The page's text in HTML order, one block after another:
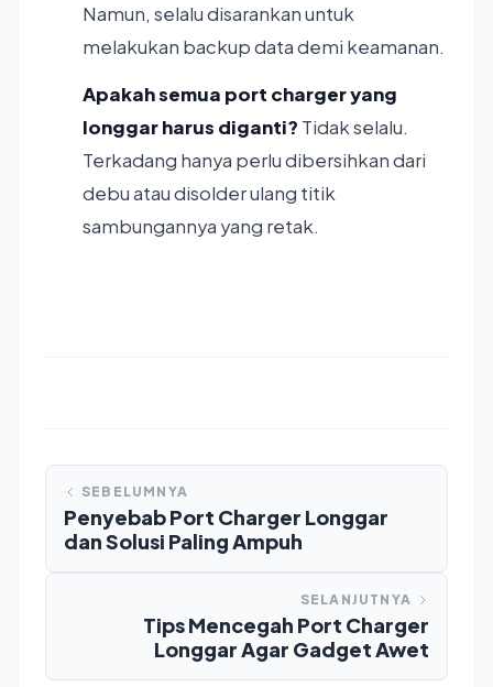
Namun, selalu disarankan untuk
melakukan backup data demi keamanan.
Apakah semua port charger yang
longgar harus diganti? Tidak selalu.
Terkadang hanya perlu dibersihkan dari
debu atau disolder ulang titik
sambungannya yang retak.
SEBELUMNYA
Penyebab Port Charger Longgar
dan Solusi Paling Ampuh
SELANJUTNYA
Tips Mencegah Port Charger
Longgar Agar Gadget Awet